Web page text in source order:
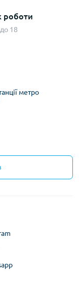
роботи
18
метро